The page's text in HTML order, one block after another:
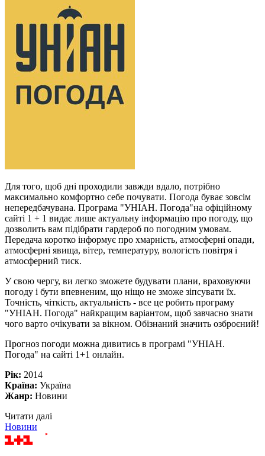
Для того, щоб дні проходили завжди вдало, потрібно
максимально комфортно себе почувати. Погода буває зовсім
непередбачувана. Програма "УНІАН. Погода"на офіційному
сайті 1 + 1 видає лише актуальну інформацію про погоду, що
дозволить вам підібрати гардероб по погодним умовам.
Передача коротко інформує про хмарність, атмосферні опади,
атмосферні явища, вітер, температуру, вологість повітря і
атмосферний тиск.
У свою чергу, ви легко зможете будувати плани, враховуючи
погоду і бути впевненим, що ніщо не зможе зіпсувати їх.
Точність, чіткість, актуальність - все це робить програму
"УНІАН. Погода" найкращим варіантом, щоб завчасно знати
чого варто очікувати за вікном. Обізнаний значить озброєний!
Прогноз погоди можна дивитись в програмі "УНІАН.
Погода" на сайті 1+1 онлайн.
Рік: 2014
Країна: Україна
Жанр: Новини
Читати далі
Новини